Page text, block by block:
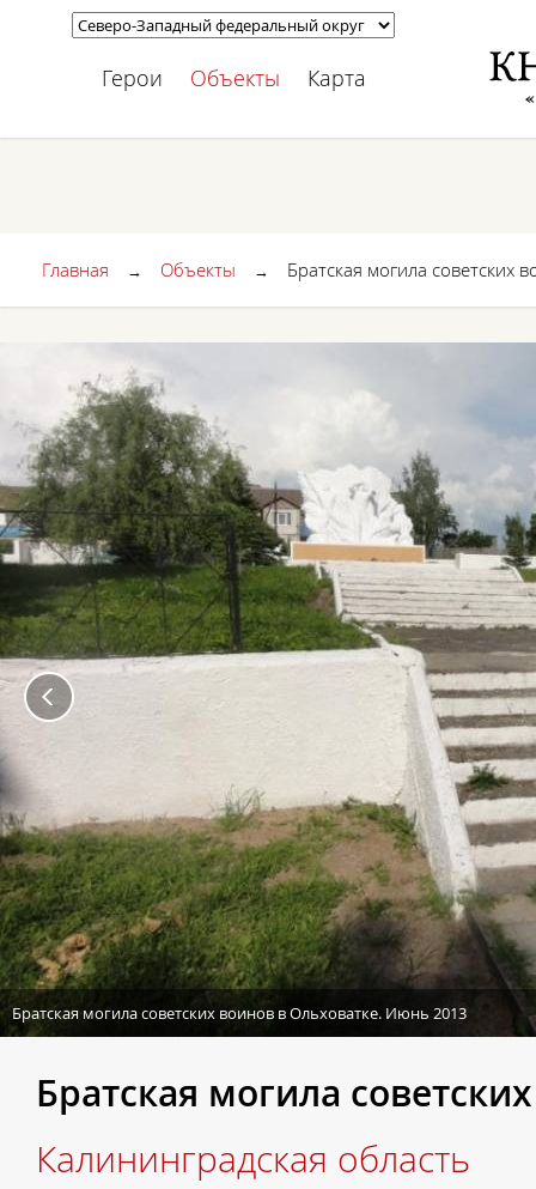
Герои Объекты Карта
Главная → Объекты → Братская могила советских
Братская могила советских воинов в Ольховатке. Июнь 2013
Братская могила
Калининградская область